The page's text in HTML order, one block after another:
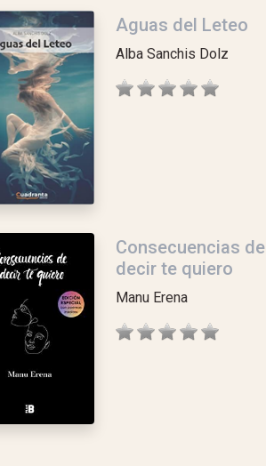
Aguas del Leteo
Alba Sanchis Dolz
Consecuencias de
decir te quiero
Manu Erena